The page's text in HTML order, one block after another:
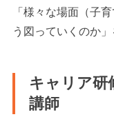
「様々な場面（子
う図っていくのか
キャリア研
講師